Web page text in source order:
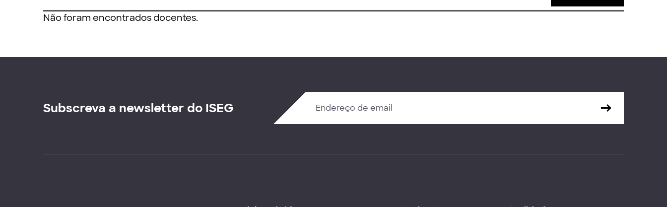
Não foram encontrados docentes.
Subscreva a newsletter do ISEG